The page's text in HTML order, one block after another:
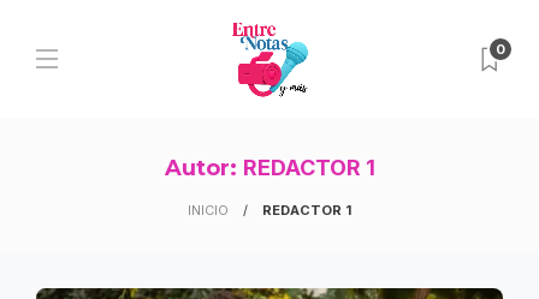
0
Autor: REDACTOR 1
INICIO REDACTOR 1